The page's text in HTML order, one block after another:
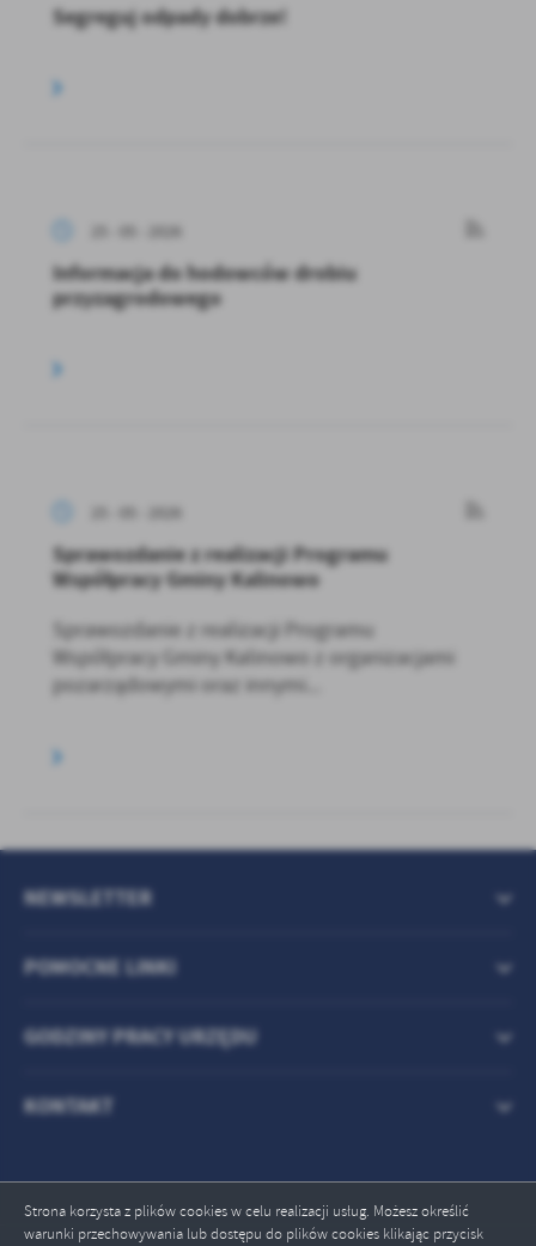
Strona korzysta z plików cookies w celu realizacji usług. Możesz określić
warunki przechowywania lub dostępu do plików cookies klikając przycisk
Segreguj odpady dobrze!
25 - 05 - 2026
Informacja do hodowców drobiu
przyzagrodowego
25 - 05 - 2026
Sprawozdanie z realizacji Programu
Współpracy Gminy Kalinowo
Sprawozdanie z realizacji Programu
Współpracy Gminy Kalinowo z organizacjami
pozarządowymi oraz innymi...
POMOCNE LINKI
NEWSLETTER
GODZINY PRACY URZĘDU
KONTAKT